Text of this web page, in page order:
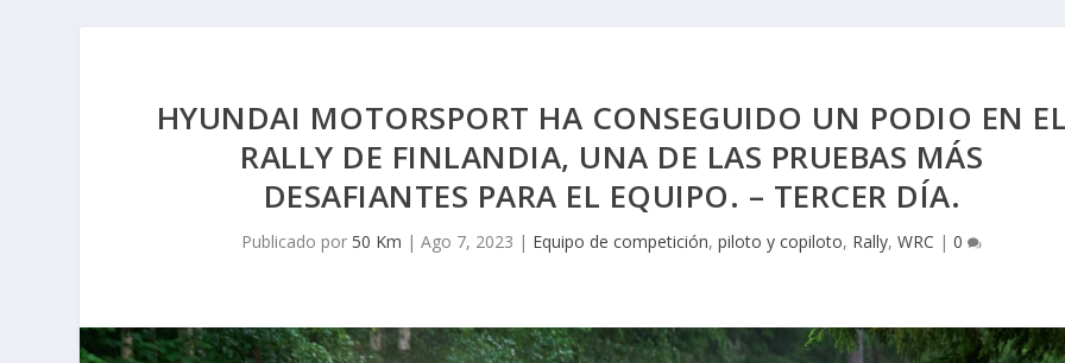
HYUNDAI MOTORSPORT HA CONSEGUIDO UN PODIO EN
RALLY DE FINLANDIA, UNA DE LAS PRUEBAS MÁS
DESAFIANTES PARA EL EQUIPO. – TERCER DÍA.
Publicado por 50 Km |Ago 7, 2023 | Equipo de competición,piloto y copiloto, Rally,WRC |0